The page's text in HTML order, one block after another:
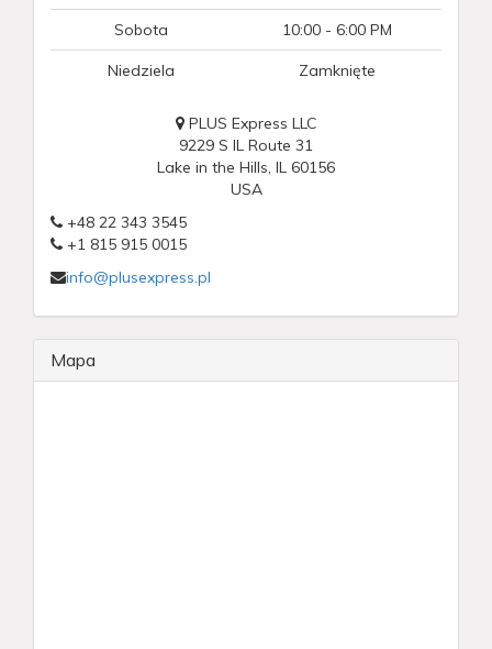
Sobota 10:00 - 6:00 PM
Niedziela Zamknięte
PLUS Express LLC
9229 S IL Route 31
Lake in the Hills, IL 60156
USA
+48 22 343 3545
+1 815 915 0015
info@plusexpress.pl
Mapa